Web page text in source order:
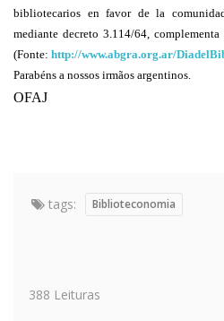
bibliotecarios en favor de la
mediante decreto 3.114/64,
(Fonte: http://www.abgra.org.ar/
Parabéns a nossos irmãos argentinos.
OFAJ
tags: Biblioteconomia
388 Leituras